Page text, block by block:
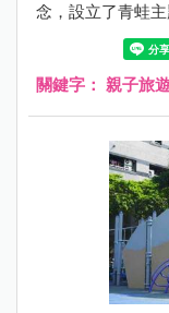
念，設立了青蛙主
趣圖案，還有土
轉杯跟鳥巢鞦韆
型橋及烏龜跳樁
關鍵字： 親子旅